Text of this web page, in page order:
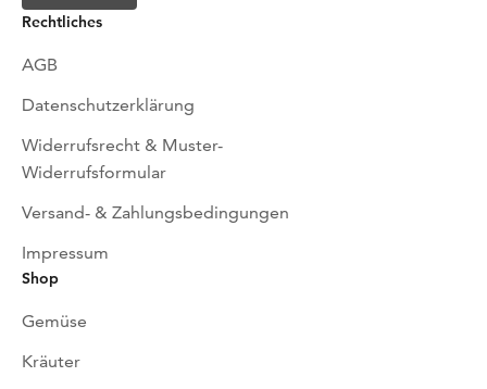
Rechtliches
AGB
Datenschutzerklärung
Widerrufsrecht & Muster-
Widerrufsformular
Versand- & Zahlungsbedingungen
Impressum
Shop
Gemüse
Kräuter